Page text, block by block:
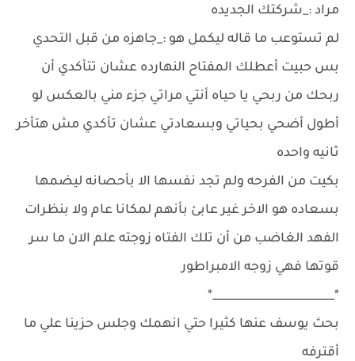
مراد :_شركتك الجديده
لم تستوعب ما قاله ليكمل هو :_جاهزه من قبل التحدي
بس حبيت أعطلك المفتاح النهارده عشان تتأكدي أن
ربحك من ربحي يا حياه أنتي مراتي جزء مني بالعكس لو
أطول أضحي بحياتي وبسعادتي عشان تأكدي مش هتأخر
ثانيه واحده
بكيت من الفرحه ولم تجد نفسها الا بأحصانه ليضمها
بسعاده هو الاخر غير عابئ بأنهم لمكانا عام ولا بنظرات
الفهد الغاضب من أن تلك الفتاه زوجته علم الان ما سر
قوتها فهي زوجه الامبراطور
*______________________*
بحث يوسف عنها كثيرا حتي انهمك وجلس حزينا علي ما
أقترفه